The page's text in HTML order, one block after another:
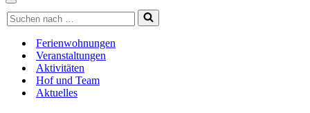
Navigationsmenü
Suchen
nach …
Ferienwohnungen
Veranstaltungen
Aktivitäten
Hof und Team
Aktuelles